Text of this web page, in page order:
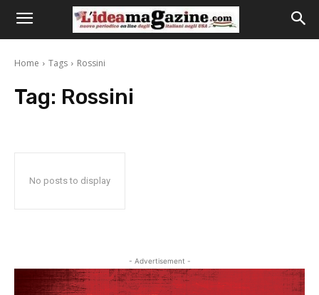
Home Tags Rossini
Tag: Rossini
No posts to display
- Advertisement -